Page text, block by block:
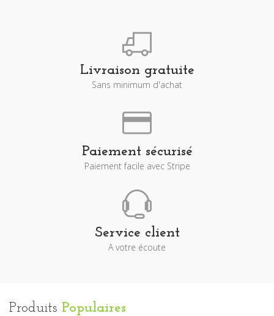
Livraison gratuite
Sans minimum d'achat
Paiement sécurisé
Paiement facile avec Stripe
Service client
A votre écoute
Produits Populaires